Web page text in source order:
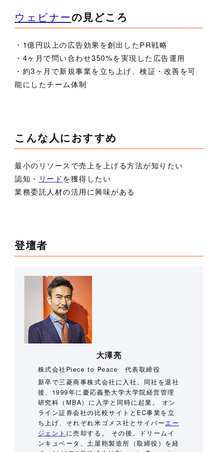
ウェビナーの見どころ
・1億円以上の広告効果を創出したPR戦略
・4ヶ月で問い合わせ350%を実現した広告運用
・約3ヶ月で新規事業を立ち上げ、検証・改善を可
能にしたチーム体制
こんな人におすすめ
最小のリソースで売上を上げる方法が知りたい
認知・ リード を獲得したい
業務委託人材の活用に興味がある
登壇者
大澤亮
株式会社Piece to Peace 代表取締役
新卒で三菱商事株式会社に入社。同社を退社
後、1999年に慶応義塾大学大学院経営管理
研究科（MBA）に入学と同時に起業。 オン
ライン証券会社の比較サイトとEC事業を立
ち上げ、それぞれ米ゴメス社とサイバーエー
ジェント に売却する。 その後、ドリームイ
ンキュベータ、土屋鞄製造所（取締役）を経